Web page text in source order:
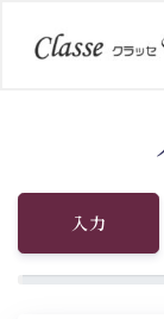
入力